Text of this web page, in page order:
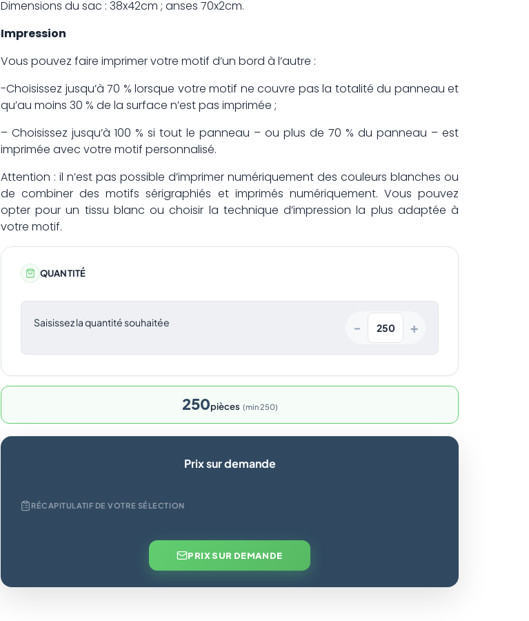
Dimensions du sac : 38x42cm ; anses 70x2cm.
Impression
Vous pouvez faire imprimer votre motif d’un bord à l’autre :
-Choisissez jusqu’à 70 % lorsque votre motif ne couvre pas la totalité du panneau et
qu’au moins 30 % de la surface n’est pas imprimée ;
– Choisissez jusqu’à 100 % si tout le panneau – ou plus de 70 % du panneau – est
imprimée avec votre motif personnalisé.
Attention : il n’est pas possible d’imprimer numériquement des couleurs blanches ou
de combiner des motifs sérigraphiés et imprimés numériquement. Vous pouvez
opter pour un tissu blanc ou choisir la technique d’impression la plus adaptée à
votre motif.
QUANTITÉ
Saisissez la quantité souhaitée − +
250pièces min 250
Prix sur demande
RÉCAPITULATIF DE VOTRE SÉLECTION
PRIX SUR DEMANDE